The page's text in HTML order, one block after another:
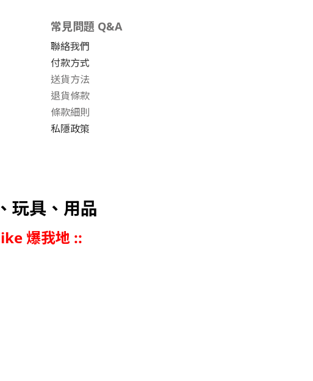
常見問題 Q&A
聯絡我們
付款方式
送貨方法
退貨條款
條款細則
私隱政策
玩具、用品
爆我地 ::